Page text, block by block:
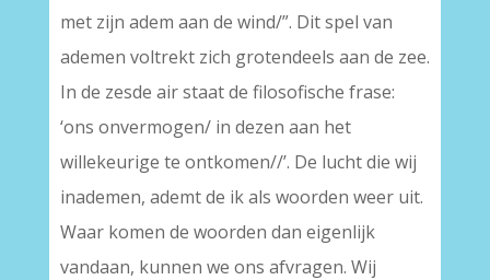
met zijn adem aan de wind/”. Dit spel van
ademen voltrekt zich grotendeels aan de zee.
In de zesde air staat de filosofische frase:
‘ons onvermogen/ in dezen aan het
willekeurige te ontkomen//’. De lucht die wij
inademen, ademt de ik als woorden weer uit.
Waar komen de woorden dan eigenlijk
vandaan, kunnen we ons afvragen. Wij